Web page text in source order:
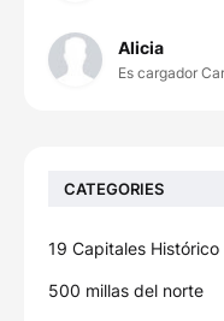
Alicia
Es cargador
CATEGORIES
19 Capitales Histórico
500 millas del norte